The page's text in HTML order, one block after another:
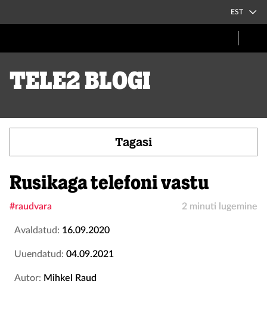
EST
Tele2 blogi
Tagasi
Rusikaga telefoni vastu
#raudvara 2 minuti lugemine
Avaldatud: 16.09.2020
Uuendatud: 04.09.2021
Autor: Mihkel Raud